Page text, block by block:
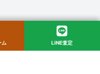
ム LINE査定